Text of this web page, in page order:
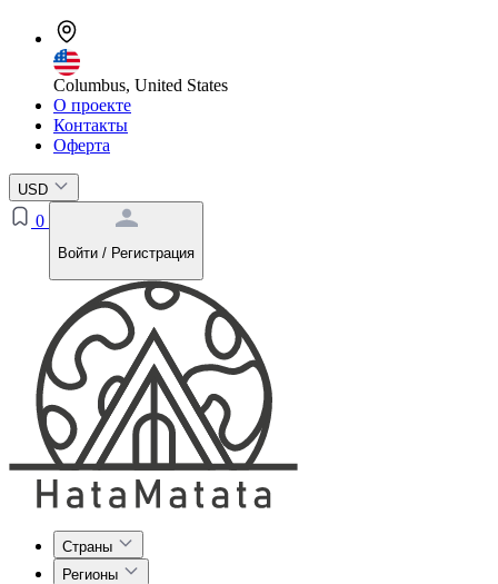
Columbus, United States
О проекте
Контакты
Оферта
USD
0
Войти / Регистрация
Страны
Регионы